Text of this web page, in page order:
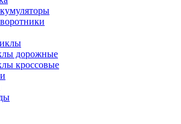
дорожные
кроссовые